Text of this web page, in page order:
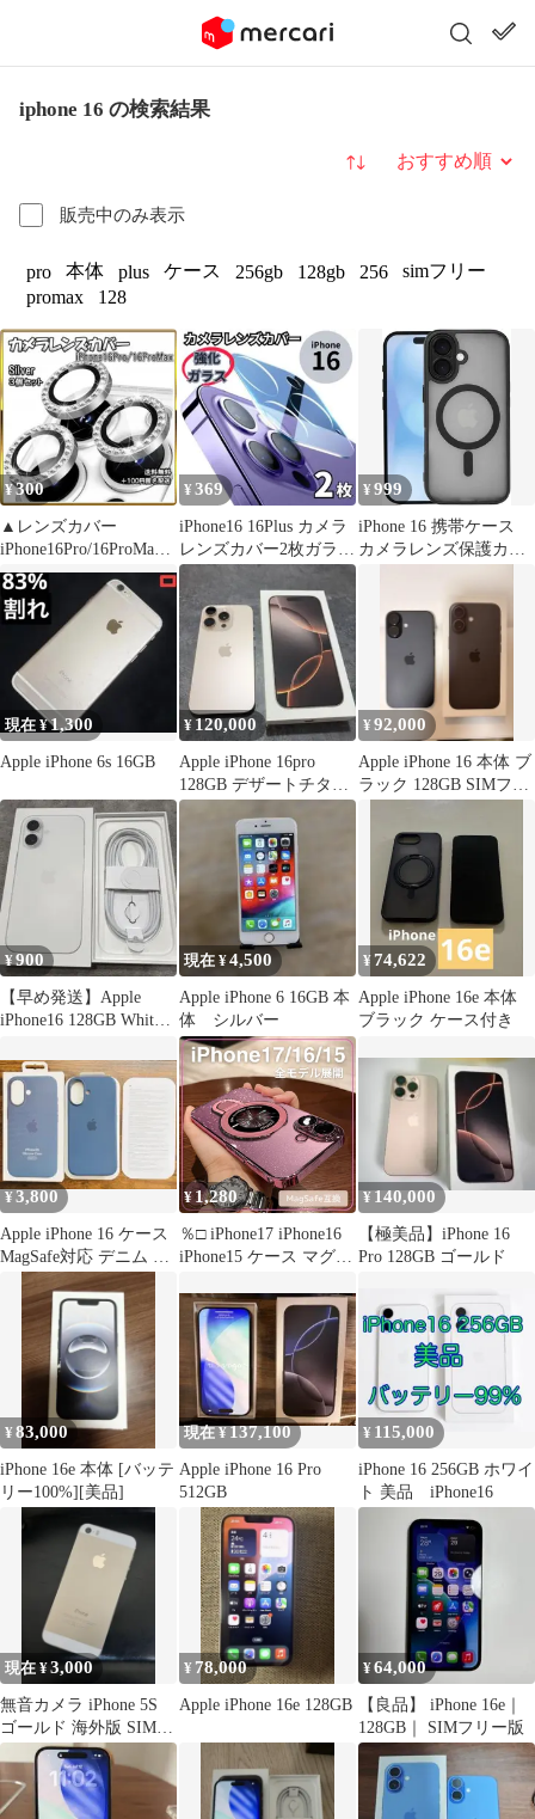
iphone 16 の検索結果
販売中のみ表示
並び替え
pro 本体 plus ケース 256gb 128gb 256
simフリー
promax
128
¥ 300
▲レンズカバー
iPhone16Pro/16ProMax
カメラ保護 キラ
¥ 369
iPhone16 16Plus カメラ
レンズカバー2枚ガラス
保護フィルムクリア0
¥999
iPhone 16 携帯ケース
カメラレンズ保護カバ
半透明 PC背面 傷防止
耐衝撃 完全保護
（iPhone 16 対応、ブラ
ック）
現在 ¥1,300
Apple iPhone 6s 16GB
¥120,000
Apple iPhone 16pro
128GB デザートチタニ
ウム
¥92,000
Apple iPhone 16 本体 ブ
ラック 128GB SIMフリ
¥900
【早め発送】Apple
iPhone16 128GB White
現在 ¥4,500
Apple iPhone 6 16GB 本
体 シルバー
¥74,622
Apple iPhone 16e 本体
ブラック ケース付き
¥3,800
Apple iPhone 16 ケース
MagSafe対応 デニム 純
正品
¥1,280
％□ iPhone17 iPhone16
iPhone15 ケース マグセ
16Plus 17ProMax 17Pro
17Air 15ProMax 15Pro
15Plus ラメ ピンク 透明
クリア 耐衝撃＄＄＄
¥140,000
【極美品】iPhone 16
Pro 128GB ゴールド
¥83,000
iPhone 16e 本体 [バッテ
リー100%][美品]
現在 ¥137,100
Apple iPhone 16 Pro
512GB
¥ 115,000
iPhone 16 256GB ホワイ
ト 美品 iPhone16
現在 ¥3,000
無音カメラ iPhone 5S
ゴールド 海外版 SIMフ
リー
¥ 78,000
Apple iPhone 16e 128GB
¥64,000
【良品】 iPhone 16e｜
128GB｜ SIMフリー版